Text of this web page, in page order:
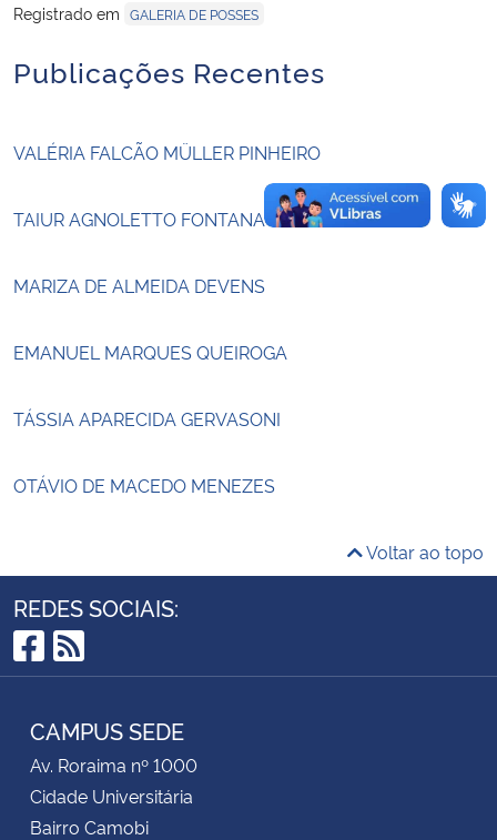
Advocacia-Geral da União
Banco Central do Brasil
Registrado em GALERIA DE POSSES
Publicações Recentes
VALÉRIA FALCÃO MÜLLER PINHEIRO
TAIUR AGNOLETTO FONTANA
MARIZA DE ALMEIDA DEVENS
EMANUEL MARQUES QUEIROGA
TÁSSIA APARECIDA GERVASONI
OTÁVIO DE MACEDO MENEZES
Voltar ao topo
REDES SOCIAIS:
Facebook
RSS
CAMPUS SEDE
Av. Roraima nº 1000
Cidade Universitária
Bairro Camobi